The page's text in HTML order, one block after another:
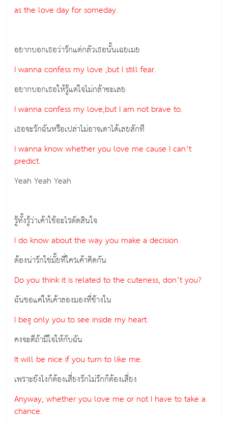
as the love day for someday.
อยากบอกเธอว่ารักแต่กลัวเธอนั้นเฉยเมย
I wanna confess my love ,but I still fear.
อยากบอกเธอให้รู้แต่ใจไม่กล้าซะเลย
I wanna confess my love,but I am not brave to.
เธอจะรักฉันหรือเปล่าไม่อาจเดาได้เลยสักที
I wanna know whether you love me cause I can’t
predict.
Yeah Yeah Yeah
รู้ทั้งรู้ว่าเค้าใช้อะไรตัดสินใจ
I do know about the way you make a decision.
ต้องน่ารักใช่มั้ยที่ใครเค้าคิดกัน
Do you think it is related to the cuteness, don’t you?
ฉันขอแค่ให้เค้าลองมองที่ข้างใน
I beg only you to see inside my heart.
คงจะดีถ้ามีใจให้กับฉัน
It will be nice if you turn to like me.
เพราะยังไงก็ต้องเสี่ยงรักไม่รักก็ต้องเสี่ยง
Anyway, whether you love me or not I have to take a
chance.